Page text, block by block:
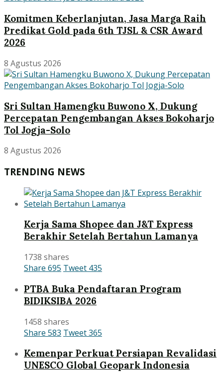
Komitmen Keberlanjutan, Jasa Marga Raih
Predikat Gold pada 6th TJSL & CSR Award
2026
8 Agustus 2026
Sri Sultan Hamengku Buwono X, Dukung
Percepatan Pengembangan Akses Bokoharjo
Tol Jogja-Solo
8 Agustus 2026
TRENDING NEWS
Kerja Sama Shopee dan J&T Express
Berakhir Setelah Bertahun Lamanya
1738 shares
Share 695 Tweet 435
PTBA Buka Pendaftaran Program
BIDIKSIBA 2026
1458 shares
Share 583 Tweet365
Kemenpar Perkuat Persiapan Revalidasi
UNESCO Global Geopark Indonesia